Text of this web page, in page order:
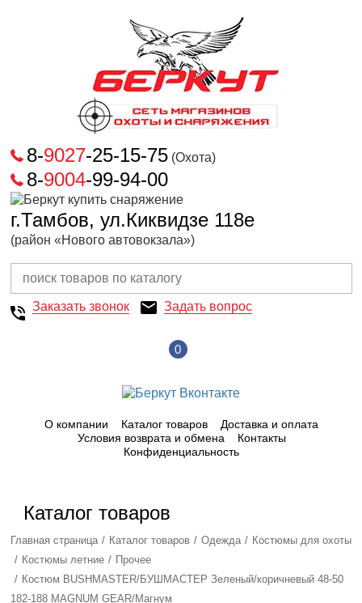
8-9027-25-15-75 (Охота)
8-9004-99-94-00
г.Тамбов, ул.Киквидзе 118е
(район «Нового автовокзала»)
Заказать звонок Задать вопрос
0
О компании Каталог товаров
Доставка и оплата
Условия возврата и обмена
Контакты
Конфиденциальность
Каталог товаров
Главная страница Каталог товаров Одежда
Костюмы для охоты
Костюмы летние
Прочее
Костюм BUSHMASTER/БУШМАСТЕР Зеленый/коричневый 48-50
182-188 MAGNUM GEAR/Магнум